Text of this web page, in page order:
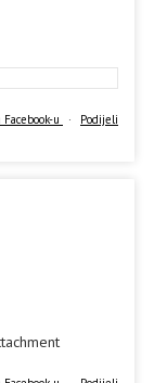
u · Podijeli